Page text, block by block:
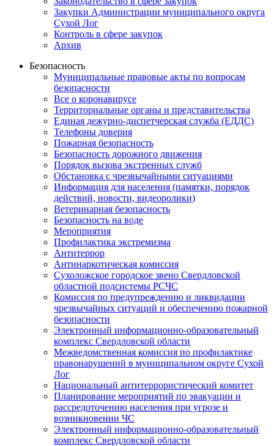
Закупки Администрации муниципального округа
Сухой Лог
Контроль в сфере закупок
Архив
Безопасность
Муниципальные правовые акты по вопросам
безопасности
Все о коронавирусе
Территориальные органы и представительства
Единая дежурно-диспетчерская служба (ЕДДС)
Телефоны доверия
Пожарная безопасность
Безопасность дорожного движения
Порядок вызова экстренных служб
Обстановка с чрезвычайными ситуациями
Информация для населения (памятки, порядок
действий, новости, видеоролики)
Ветеринарная безопасность
Безопасность на воде
Мероприятия
Профилактика экстремизма
Антитеррор
Антинаркотическая комиссия
Сухоложское городское звено Свердловской
областной подсистемы РСЧС
Комиссия по предупреждению и ликвидации
чрезвычайных ситуаций и обеспечению пожарной
безопасности
Электронный информационно-образовательный
комплекс Cвердловской области
Межведомственная комиссия по профилактике
правонарушений в муниципальном округе Сухой
Лог
Национальный антитеррористический комитет
Планирование мероприятий по эвакуации и
рассредоточению населения при угрозе и
возникновении ЧС
Электронный информационно-образовательный
комплекс Свердловской области